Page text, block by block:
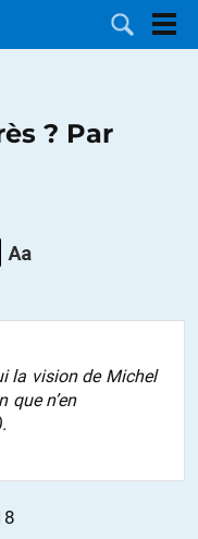
? Par
la vision de Michel
que n’en